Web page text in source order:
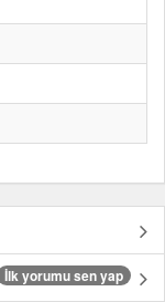
İlk yorumu sen yap